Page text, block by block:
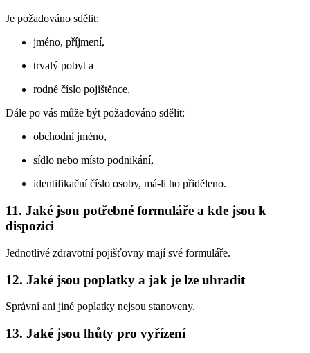
Je požadováno sdělit:
jméno, příjmení,
trvalý pobyt a
rodné číslo pojištěnce.
Dále po vás může být požadováno sdělit:
obchodní jméno,
sídlo nebo místo podnikání,
identifikační číslo osoby, má-li ho přiděleno.
11. Jaké jsou potřebné formuláře a kde jsou k
dispozici
Jednotlivé zdravotní pojišťovny mají své formuláře.
12. Jaké jsou poplatky a jak je lze uhradit
Správní ani jiné poplatky nejsou stanoveny.
13. Jaké jsou lhůty pro vyřízení